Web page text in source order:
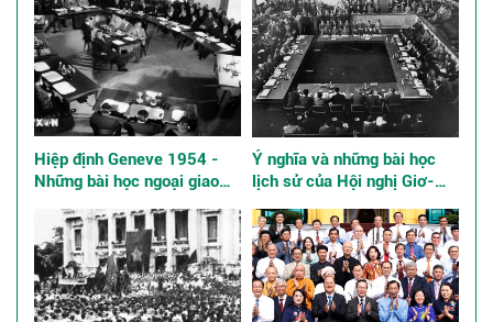
Hiệp định Geneve 1954 -
Những bài học ngoại giao
Ý nghĩa và những bài học
lịch sử của Hội nghị Giơ-
1954